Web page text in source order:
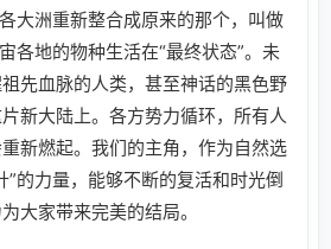
大洲重新整合成原来的那个，叫做
各地的物种生活在“最终状态”。未
先血脉的人类，甚至神话的黑色野
新大陆上。各方势力循环，所有人
新燃起。我们的主角，作为自然选
”的力量，能够不断的复活和时光倒
大家带来完美的结局。